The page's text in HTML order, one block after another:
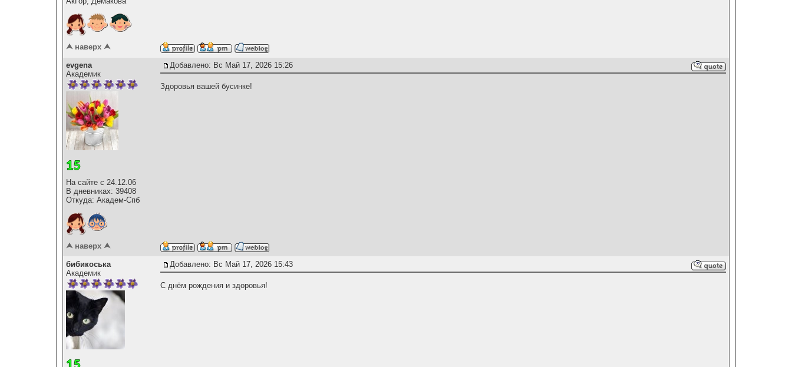
⮝ наверх ⮝
evgena
Академик
На сайте с 24.12.06
В дневниках: 39408
Откуда: Академ-Спб
Добавлено: Вс Май 17, 2026 15:26
Здоровья вашей бусинке!
⮝ наверх ⮝
бибикоська
Академик
Добавлено: Вс Май 17, 2026 15:43
С днём рождения и здоровья!